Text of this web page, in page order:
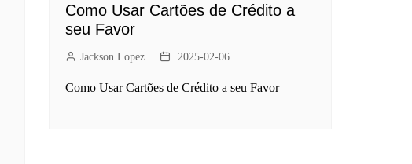
Como Usar Cartões de Crédito a
seu Favor
Jackson Lopez 2025-02-06
Como Usar Cartões de Crédito a seu Favor